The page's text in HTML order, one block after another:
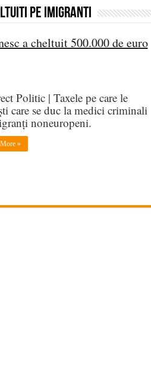
pe imigranti
a cheltuit 500.000 de euro
Politic | Taxele pe care le
care se duc la medici criminali
noneuropeni.
»